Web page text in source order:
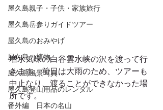
屋久島親子・子供・家族旅行
屋久島岳参りガイドツアー
屋久島のおみやげ
屋久島の植物
屋久島風景写真
屋久島登山用品のレンタル
番外編 日本の名山
増水気味の白谷雲水峡の沢を渡って行
きます。前日は大雨のため、ツアーも
中止なり、渡ることができなかった場
所です。